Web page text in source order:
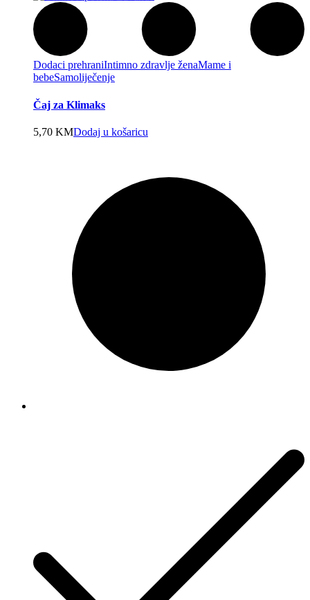
Dodaci prehraniIntimno zdravlje ženaMame i
bebeSamoliječenje
Čaj za Klimaks
5,70 KMDodaj u košaricu